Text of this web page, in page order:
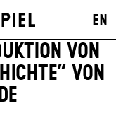
EN
VON
VON